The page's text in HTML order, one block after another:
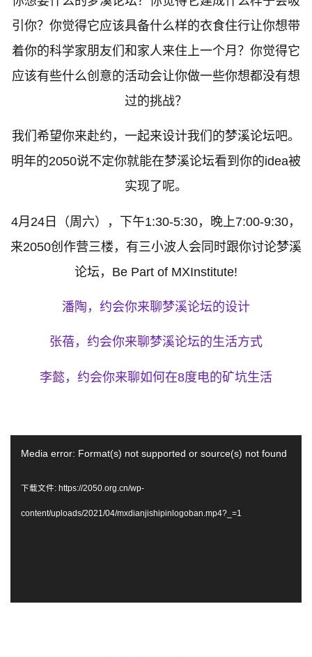
引你？你觉得它应该具备什么样的衣食住行让你想带
着你的科学家朋友们和家人来住上一个月？你觉得它
应该有些什么创意的活动会让你做一些你想都没有想
过的挑战？
我们希望你来赴约，一起来设计我们的梦溪论坛吧。
明年的2050说不定你就能在梦溪论坛看到你的idea被
实现了呢。
4月24日（周六），下午1:30-5:30，晚上7:00-9:30，
来2050创作营三楼，有三小波人会同时跟你讨论梦溪
论坛，Be Part of MXInstitute!
潘陶，约会你来聊梦溪论坛的设计
张蓓，约会你来聊梦溪论坛的生活方式
李懿，约会你来聊如何在8度电的矿坑生活
放
Media error: Format(s) not supported or source(s) not found
下载文件: https://2050.org.cn/wp-
content/uploads/2021/04/mxdianjishipinlogoban.mp4?_=1